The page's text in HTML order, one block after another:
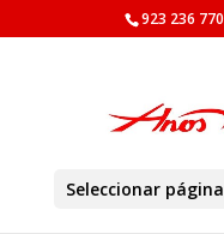
923 236 770
Seleccionar página